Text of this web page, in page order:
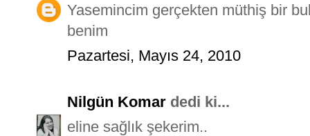
Yasemincim gerçekten müthiş bir
benim
Pazartesi, Mayıs 24, 2010
Nilgün Komar dedi ki...
eline sağlık şekerim..